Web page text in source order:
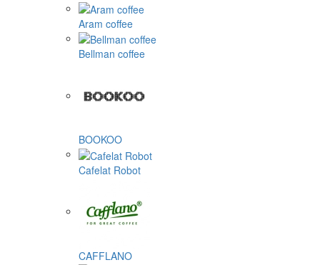
Aram coffee
Bellman coffee
BOOKOO
Cafelat Robot
CAFFLANO